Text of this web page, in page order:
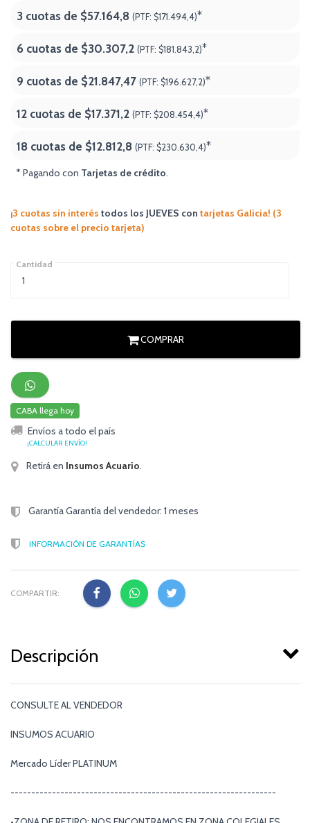
3 cuotas de $57.164,8 (PTF: $171.494,4)*
6 cuotas de $30.307,2 (PTF: $181.843,2)*
9 cuotas de $21.847,47 (PTF: $196.627,2)*
12 cuotas de $17.371,2 (PTF: $208.454,4)*
18 cuotas de $12.812,8 (PTF: $230.630,4)*
* Pagando con Tarjetas de crédito.
¡3 cuotas sin interés todos los JUEVES con tarjetas Galicia! (3
cuotas sobre el precio tarjeta)
Cantidad
COMPRAR
CABA llega hoy
Envíos a todo el país
¡CALCULAR ENVÍO!
Retirá en Insumos Acuario.
Garantía Garantía del vendedor: 1 meses
INFORMACIÓN DE GARANTÍAS
COMPARTIR:
Descripción
CONSULTE AL VENDEDOR
INSUMOS ACUARIO
Mercado Líder PLATINUM
----------------------------------------------------------------